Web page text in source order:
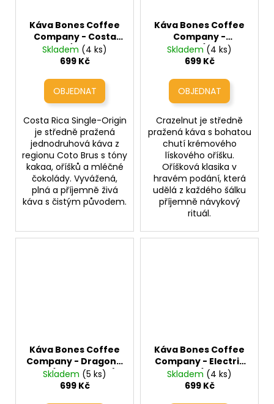
Káva Bones Coffee
Company - Costa
Rica / Origin
(jednodruhová káva
Skladem (4 ks)
699 Kč
Costa Rica Single-Origin
je středně pražená
jednodruhová káva z
regionu Coto Brus s tóny
kakaa, oříšků a mléčné
čokolády. Vyvážená,
plná a příjemně živá
káva s čistým původem.
Káva Bones Coffee
Company -
Crazelnut (oříškový
nářez)
Skladem (4 ks)
699 Kč
Crazelnut je středně
pražená káva s bohatou
chutí krémového
lískového oříšku.
Oříšková klasika v
hravém podání, která
udělá z každého šálku
příjemně návykový
rituál.
Káva Bones Coffee
Company - Dragon's
Lair (dračí doupě)
Skladem (5 ks)
699 Kč
Káva Bones Coffee
Company - Electric
Unicorn (ovocné
cereálie)
Skladem (4 ks)
699 Kč